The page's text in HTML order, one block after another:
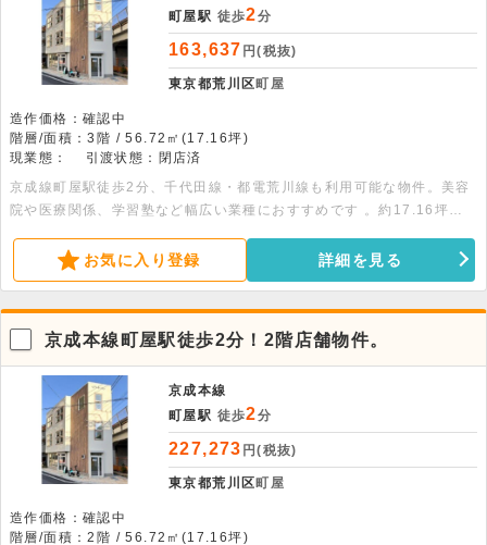
町屋駅 徒歩2分
163,637 円(税抜)
東京都荒川区町屋
造作価格：確認中
階層/面積：3階 / 56.72㎡(17.16坪)
現業態：
引渡状態：閉店済
京成線町屋駅徒歩2分、千代田線・都電荒川線も利用可能な物件。美容
院や医療関係、学習塾など幅広い業種におすすめです 。約17.16坪
はお問い合わせください。
お気に入り登録 詳細を見る
京成本線町屋駅徒歩2分！2階店舗物件。
京成本線
町屋駅 徒歩2分
227,273 円(税抜)
東京都荒川区町屋
造作価格：確認中
階層/面積：2階 / 56.72㎡(17.16坪)